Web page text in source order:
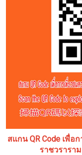
สแกน QR Code เพื่
ราชวรารา